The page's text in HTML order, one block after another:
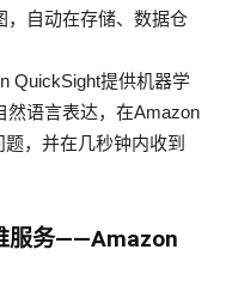
，自动在存储、数据仓
QuickSight提供机器学
然语言表达，在Amazon
，并在几秒钟内收到
服务——Amazon